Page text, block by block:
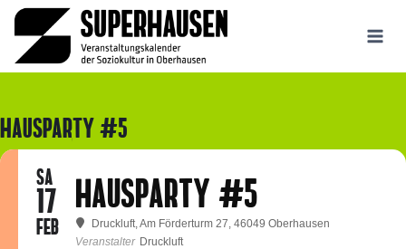
Zum
Inhalt
springen
HAUSPARTY #5
SA
17
FEB
HAUSPARTY #5
Druckluft, Am Förderturm 27, 46049 Oberhausen
Veranstalter Druckluft